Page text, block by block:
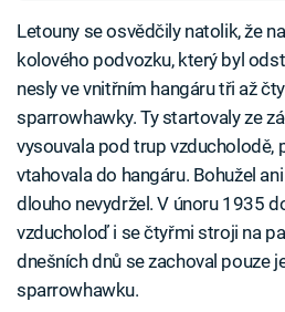
Letouny se osvědčily natolik, že
kolového podvozku, který byl
nesly ve vnitřním hangáru tři až
sparrowhawky. Ty startovaly ze
vysouvala pod trup vzducholodě,
vtahovala do hangáru. Bohužel
dlouho nevydržel. V únoru 1935
vzducholoď i se čtyřmi stroji na
dnešních dnů se zachoval pouze
sparrowhawku.